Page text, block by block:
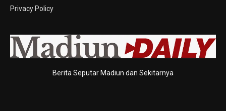
Privacy Policy
Berita Seputar Madiun dan Sekitarnya